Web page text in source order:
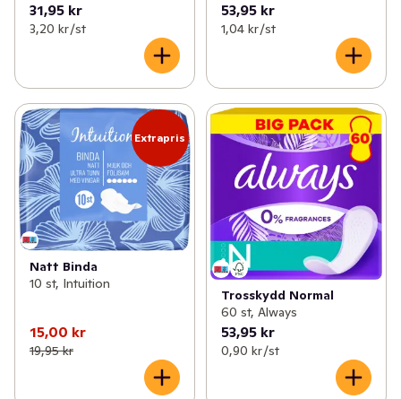
31,95 kr
3,20 kr /st
53,95 kr
1,04 kr /st
Extrapris
Natt Binda
10 st, Intuition
15,00 kr
19,95 kr
Trosskydd Normal
60 st, Always
53,95 kr
0,90 kr /st